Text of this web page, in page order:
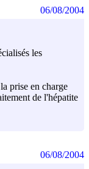
les
prise en charge
de l'hépatite
06/08/2004
06/08/2004